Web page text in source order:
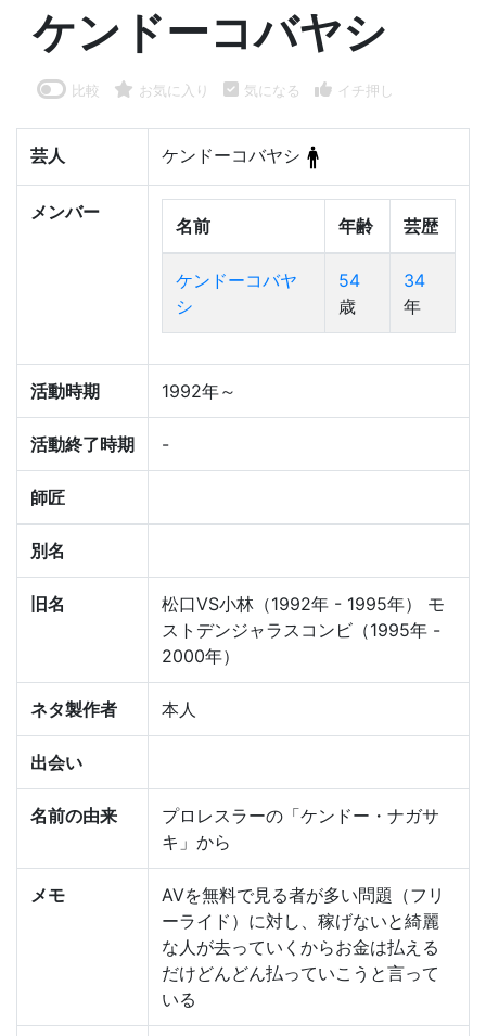
ケンドーコバヤシ
比較 お気に入り 気になる イチ押し
芸人 ケンドーコバヤシ
メンバー
名前 年齢 芸歴
ケンドーコバヤ
シ
54
歳
34
年
活動時期 1992年～
活動終了時期 -
師匠
別名
旧名
松口VS小林（1992年 - 1995年） モ
ストデンジャラスコンビ（1995年 -
2000年）
ネタ製作者 本人
出会い
名前の由来
プロレスラーの「ケンドー・ナガサ
キ」から
メモ
AVを無料で見る者が多い問題（フリ
ーライド）に対し、稼げないと綺麗
な人が去っていくからお金は払える
だけどんどん払っていこうと言って
いる